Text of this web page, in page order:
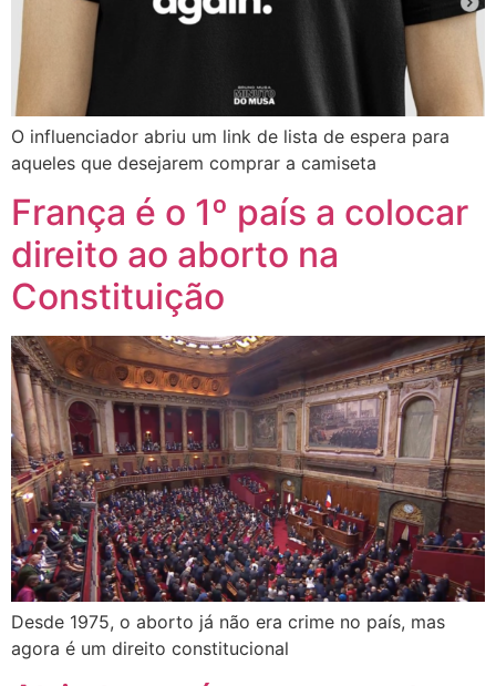
O influenciador abriu um link de lista de espera para
aqueles que desejarem comprar a camiseta
França é o 1º país a colocar
direito ao aborto na
Constituição
Desde 1975, o aborto já não era crime no país, mas
agora é um direito constitucional